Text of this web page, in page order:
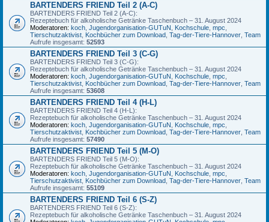
BARTENDERS FRIEND Teil 2 (A-C)
BARTENDERS FRIEND Teil 2 (A-C):
Rezeptebuch für alkoholische Getränke Taschenbuch – 31. August 2024
Moderatoren: koch, Jugendorganisation-GUTuN, Kochschule, mpc,
Tierschutzaktivist, Kochbücher zum Download, Tag-der-Tiere-Hannover, Team
Aufrufe insgesamt: 52593
BARTENDERS FRIEND Teil 3 (C-G)
BARTENDERS FRIEND Teil 3 (C-G):
Rezeptebuch für alkoholische Getränke Taschenbuch – 31. August 2024
Moderatoren: koch, Jugendorganisation-GUTuN, Kochschule, mpc,
Tierschutzaktivist, Kochbücher zum Download, Tag-der-Tiere-Hannover, Team
Aufrufe insgesamt: 53608
BARTENDERS FRIEND Teil 4 (H-L)
BARTENDERS FRIEND Teil 4 (H-L):
Rezeptebuch für alkoholische Getränke Taschenbuch – 31. August 2024
Moderatoren: koch, Jugendorganisation-GUTuN, Kochschule, mpc,
Tierschutzaktivist, Kochbücher zum Download, Tag-der-Tiere-Hannover, Team
Aufrufe insgesamt: 57490
BARTENDERS FRIEND Teil 5 (M-O)
BARTENDERS FRIEND Teil 5 (M-O):
Rezeptebuch für alkoholische Getränke Taschenbuch – 31. August 2024
Moderatoren: koch, Jugendorganisation-GUTuN, Kochschule, mpc,
Tierschutzaktivist, Kochbücher zum Download, Tag-der-Tiere-Hannover, Team
Aufrufe insgesamt: 55109
BARTENDERS FRIEND Teil 6 (S-Z)
BARTENDERS FRIEND Teil 6 (S-Z):
Rezeptebuch für alkoholische Getränke Taschenbuch – 31. August 2024